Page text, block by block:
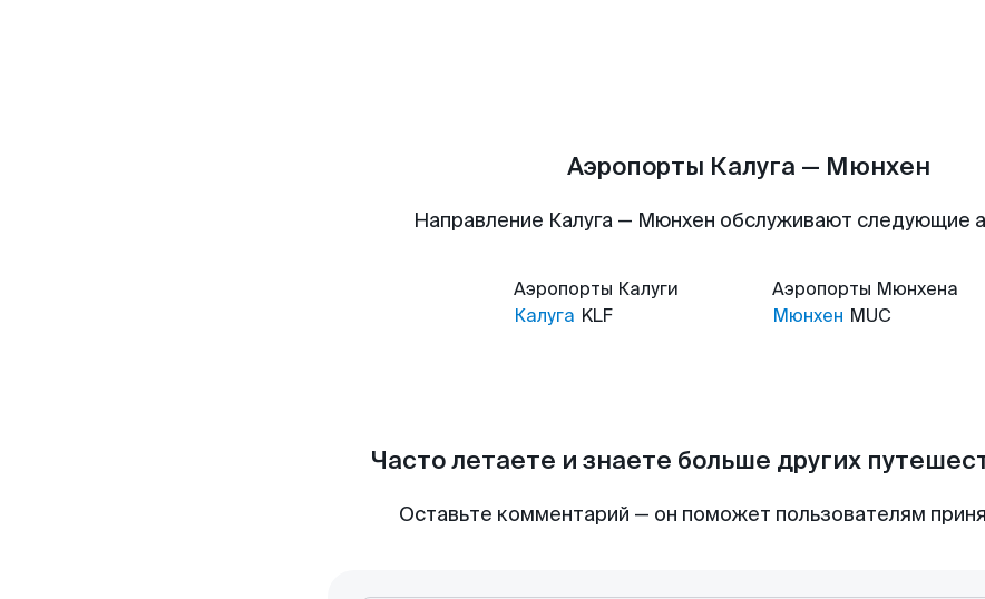
Аэропорты Калуга — Мюнхен
Направление Калуга — Мюнхен обслуживают следующие
Аэропорты Калуги
Калуга KLF
Аэропорты Мюнхена
Мюнхен MUC
Часто летаете и знаете больше других
Оставьте комментарий — он поможет пользователям